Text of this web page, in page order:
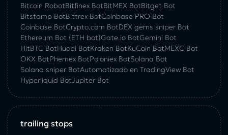
Bitcoin RobotBitfinex BotBitMEX BotBitget Bot
Bitstamp BotBittrex BotCoinbase PRO Bot
Coinbase BotCrypto.com BotDEX gems sniper Bot
Ethereum Bot (ETH bot)Gate.io BotGemini Bot
HitBTC BotHuobi BotKraken BotKuCoin BotMEXC Bot
OKX BotPhemex BotPoloniex BotSolana Bot
Solana sniper BotAutomatizado en TradingView Bot
Hyperliquid BotJupiter Bot
trailing stops